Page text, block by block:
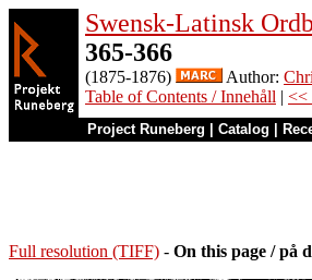
Swensk-Latinsk
365-366
(1875-1876) Author:
Table of Contents / Innehåll | <<
Project Runeberg Catalog
Full resolution (TIFF) - On this page / på